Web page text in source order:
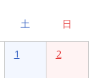
土 日
1 2